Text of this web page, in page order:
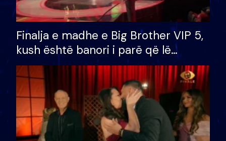
Finalja e madhe e Big Brother VIP 5,
kush është banori i parë që lë
shtëpinë dhe humb mundësinë për
të fituar çmimin e madh